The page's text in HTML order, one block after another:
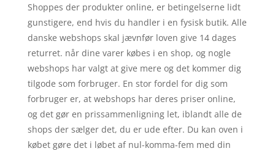
Shoppes der produkter online, er betingelserne lidt
gunstigere, end hvis du handler i en fysisk butik. Alle
danske webshops skal jævnfør loven give 14 dages
returret. når dine varer købes i en shop, og nogle
webshops har valgt at give mere og det kommer dig
tilgode som forbruger. En stor fordel for dig som
forbruger er, at webshops har deres priser online,
og det gør en prissammenligning let, iblandt alle de
shops der sælger det, du er ude efter. Du kan oven i
købet gøre det i løbet af nul-komma-fem med din